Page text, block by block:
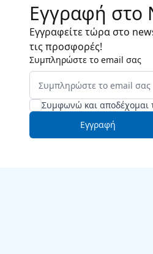
Εγγραφή στο
Εγγραφείτε τώρα στο
τις προσφορές!
Συμπληρώστε το email σας
Συμφωνώ και αποδέχομαι
Εγγραφή